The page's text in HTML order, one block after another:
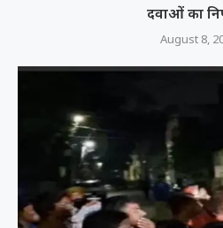
दवाओं का
August 8,